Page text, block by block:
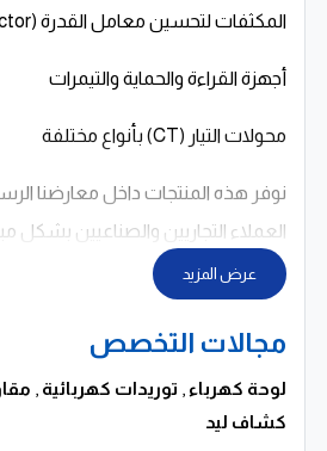
المكثفات لتحسين معامل القدرة (Power Factor)
أجهزة القراءة والحماية والتيمرات
محولات التيار (CT) بأنواع مختلفة
نوفر هذه المنتجات داخل معارضنا
العملاء التجاريين والصناعيين بشكل
خدماتنا الصناعية والتصنيعية
في مصنعنا، نقوم بتصنيع لوحات
تشمل:
عرض المزيد
مجالات التخصص
لوحة كهرباء , توريدات كهربائية ,
كشاف ليد